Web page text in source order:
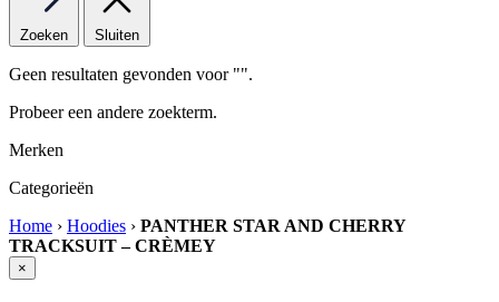
Zoeken Sluiten
Geen resultaten gevonden voor "".
Probeer een andere zoekterm.
Merken
Categorieën
Home › Hoodies › PANTHER STAR AND CHERRY
TRACKSUIT – CRÈMEY
×